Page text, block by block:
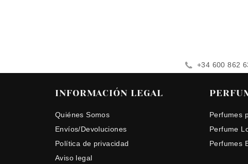
+34 600 862
INFORMACIÓN LEGAL
Quiénes Somos
Envíos/Devoluciones
Política de privacidad
Aviso legal
Perfumes
Perfume
Perfumes